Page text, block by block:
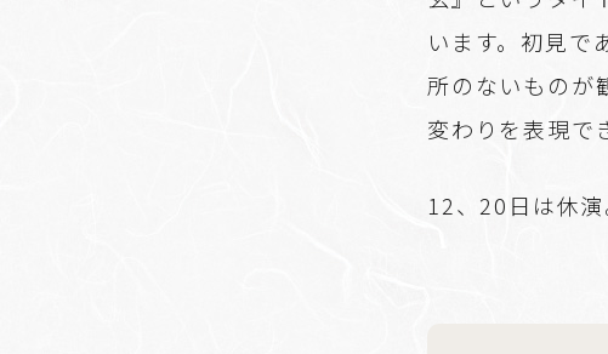
います。初見で
所のないものが
変わりを表現で
12、20日は休